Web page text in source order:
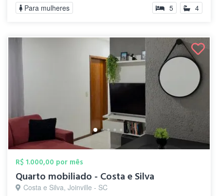
Para mulheres 5 4
R$ 1.000,00 por mês
Quarto mobiliado - Costa e Silva
Costa e Silva, Joinville - SC